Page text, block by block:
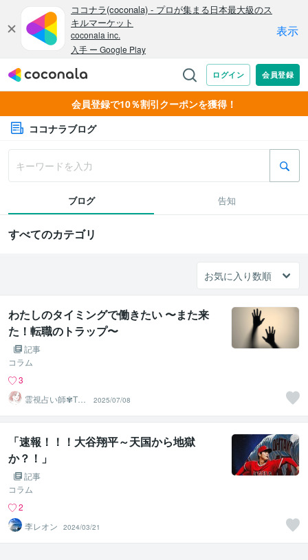
会員登録で10％割引クーポンを獲得！
ココナラブログ
ブログ 告知
すべてのカテゴリ
わたしのタイミングで働きたい 〜また来
た！転職のトラップ〜
記事
コラム
3
霊視占い師✾TO
KO
2025/07/08
「速報！！！大谷翔平～天国から地獄
か？！」
記事
コラム
2
李レオン
2024/03/21